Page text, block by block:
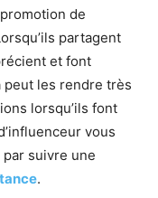
de
partagent
et font
peut les rendre très
lorsqu’ils font
vous
suivre une
.